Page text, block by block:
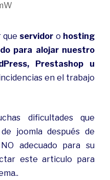
que servidor o hosting
para alojar nuestro
Prestashop u
en el trabajo
dificultades que
joomla después de
adecuado para su
este articulo para